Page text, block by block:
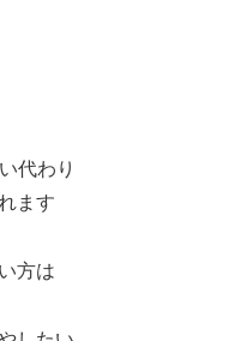
代わり
ます
方は